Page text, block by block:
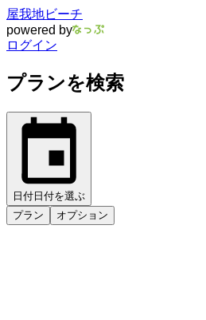
屋我地ビーチ
powered by
ログイン
プランを検索
日付 日付を選ぶ
プラン
オプション